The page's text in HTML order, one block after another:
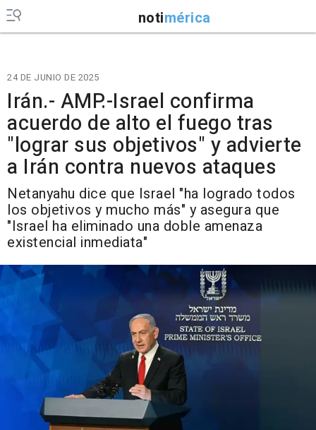
notimérica
24 DE JUNIO DE 2025
Irán.- AMP.-Israel confirma
acuerdo de alto el fuego tras
"lograr sus objetivos" y advierte
a Irán contra nuevos ataques
Netanyahu dice que Israel "ha logrado todos
los objetivos y mucho más" y asegura que
"Israel ha eliminado una doble amenaza
existencial inmediata"